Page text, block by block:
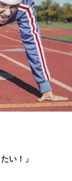
い！」